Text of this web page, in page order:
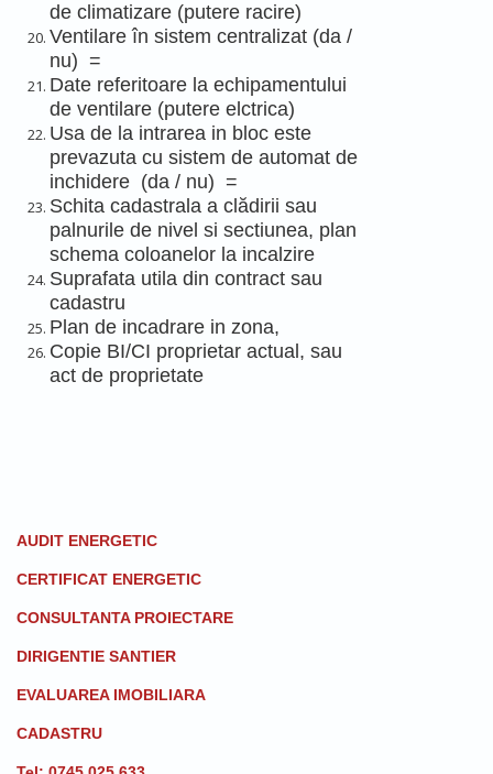
de climatizare (putere racire)
Ventilare în sistem centralizat (da /
nu) =
Date referitoare la echipamentului
de ventilare (putere elctrica)
Usa de la intrarea in bloc este
prevazuta cu sistem de automat de
inchidere (da / nu) =
Schita cadastrala a clădirii sau
palnurile de nivel si sectiunea, plan
schema coloanelor la incalzire
Suprafata utila din contract sau
cadastru
Plan de incadrare in zona,
Copie BI/CI proprietar actual, sau
act de proprietate
AUDIT ENERGETIC
CERTIFICAT ENERGETIC
CONSULTANTA PROIECTARE
DIRIGENTIE SANTIER
EVALUAREA IMOBILIARA
CADASTRU